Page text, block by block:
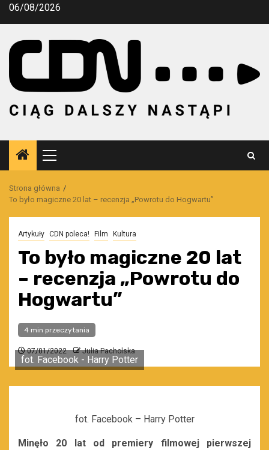
Przejdź
06/08/2026
Menu
główne
Strona główna
To było magiczne 20 lat – recenzja „Powrotu do Hogwartu”
Artykuły CDN poleca! Film Kultura
To było magiczne 20 lat
– recenzja „Powrotu do
Hogwartu”
4 min przeczytania
07/01/2022 Julia Pacholska
fot. Facebook - Harry Potter
fot. Facebook – Harry Potter
Minęło 20 lat od premiery filmowej pierwszej